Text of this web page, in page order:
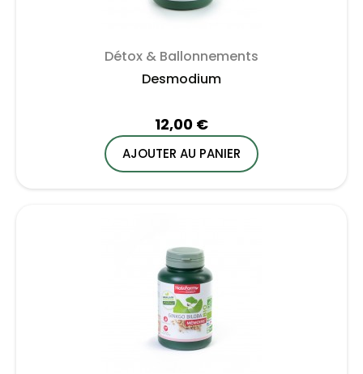
Détox & Ballonnements
Desmodium
12,00 €
AJOUTER AU PANIER